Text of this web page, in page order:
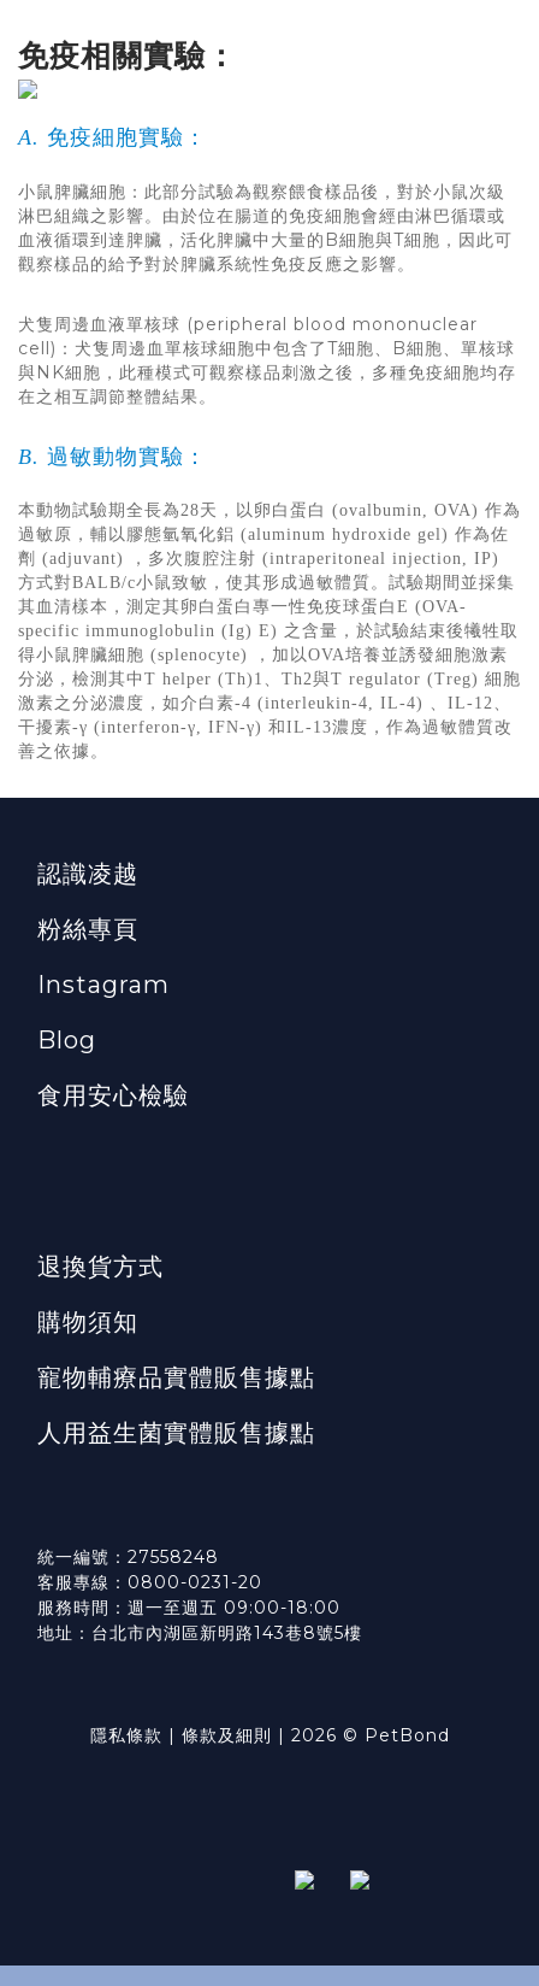
免疫相關實驗：
A. 免疫細胞實驗：
小鼠脾臟細胞：此部分試驗為觀察餵食樣品後，對於小鼠次級
淋巴組織之影響。由於位在腸道的免疫細胞會經由淋巴循環或
血液循環到達脾臟，活化脾臟中大量的B細胞與T細胞，因此可
觀察樣品的給予對於脾臟系統性免疫反應之影響。
犬隻周邊血液單核球 (peripheral blood mononuclear
cell)：犬隻周邊血單核球細胞中包含了T細胞、B細胞、單核球
與NK細胞，此種模式可觀察樣品刺激之後，多種免疫細胞均存
在之相互調節整體結果。
B. 過敏動物實驗：
本動物試驗期全長為28天，以卵白蛋白 (ovalbumin, OVA) 作為
過敏原，輔以膠態氫氧化鋁 (aluminum hydroxide gel) 作為佐
劑 (adjuvant) ，多次腹腔注射 (intraperitoneal injection, IP)
方式對BALB/c小鼠致敏，使其形成過敏體質。試驗期間並採集
其血清樣本，測定其卵白蛋白專一性免疫球蛋白E (OVA-
specific immunoglobulin (Ig) E) 之含量，於試驗結束後犧牲取
得小鼠脾臟細胞 (splenocyte) ，加以OVA培養並誘發細胞激素
分泌，檢測其中T helper (Th)1、Th2與T regulator (Treg) 細胞
激素之分泌濃度，如介白素-4 (interleukin-4, IL-4) 、IL-12、
干擾素-γ (interferon-γ, IFN-γ) 和IL-13濃度，作為過敏體質改
善之依據。
認識凌越
粉絲專頁
Instagram
Blog
食用安心檢驗
退換貨方式
購物須知
寵物輔療品實體販售據點
人用益生菌實體販售據點
統一編號：27558248
客服專線：0800-0231-20
服務時間：週一至週五 09:00-18:00
地址：台北市內湖區新明路143巷8號5樓
隱私條款 | 條款及細則 | 2026 © PetBond